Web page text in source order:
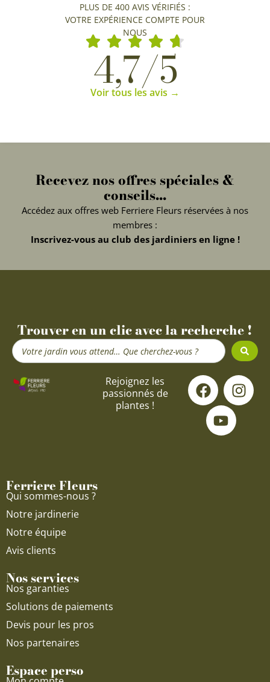
PLUS DE 400 AVIS VÉRIFIÉS :
VOTRE EXPÉRIENCE COMPTE POUR
NOUS
4,7/5
Voir tous les avis →
Recevez nos offres spéciales &
conseils...
Accédez aux offres web Ferriere Fleurs réservées à nos
membres :
Inscrivez-vous au club des jardiniers en ligne !
Trouver en un clic avec la recherche !
Search
...
Rejoignez les
passionnés de
plantes !
F
a
c
e
I
n
s
Y
o
u
t
u
Ferriere Fleurs
Qui sommes-nous ?
Notre jardinerie
Notre équipe
Avis clients
Nos services
Nos garanties
Solutions de paiements
Devis pour les pros
Nos partenaires
Espace perso